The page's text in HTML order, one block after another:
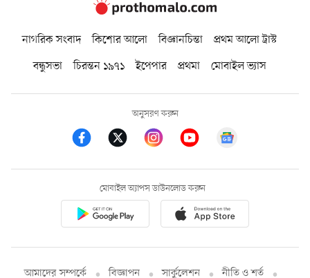
নাগরিক সংবাদ কিশোর আলো বিজ্ঞানচিন্তা
প্রথম আলো ট্রাস্ট
বন্ধুসভা
চিরন্তন ১৯৭১ ইপেপার প্রথমা মোবাইল ভ্যাস
অনুসরণ করুন
মোবাইল অ্যাপস ডাউনলোড করুন
আমাদের সম্পর্কে বিজ্ঞাপন সার্কুলেশন নীতি ও শর্ত